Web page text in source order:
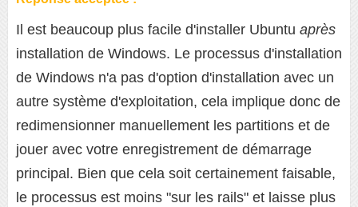
Il est beaucoup plus facile d'installer Ubuntu après
installation de Windows. Le processus d'installation
de Windows n'a pas d'option d'installation avec un
autre système d'exploitation, cela implique donc de
redimensionner manuellement les partitions et de
jouer avec votre enregistrement de démarrage
principal. Bien que cela soit certainement faisable,
le processus est moins "sur les rails" et laisse plus